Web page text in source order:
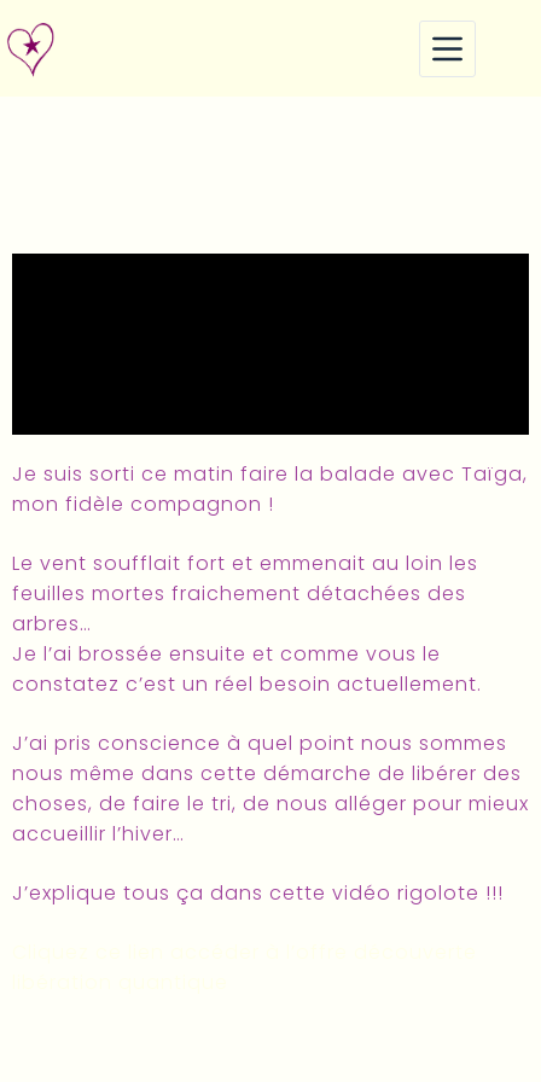
Je suis sorti ce matin faire la balade avec Taïga,
mon fidèle compagnon !
Le vent soufflait fort et emmenait au loin les
feuilles mortes fraichement détachées des
arbres…
Je l’ai brossée ensuite et comme vous le
constatez c’est un réel besoin actuellement.
J’ai pris conscience à quel point nous sommes
nous même dans cette démarche de libérer des
choses, de faire le tri, de nous alléger pour mieux
accueillir l’hiver…
J’explique tous ça dans cette vidéo rigolote !!!